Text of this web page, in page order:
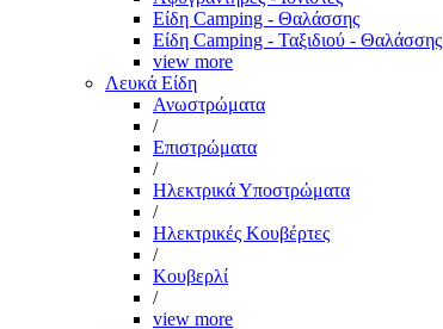
Είδη Camping - Θαλάσσης
Είδη Camping - Ταξιδιού - Θαλάσσης
view more
Λευκά Είδη
Ανωστρώματα
/
Επιστρώματα
/
Ηλεκτρικά Υποστρώματα
/
Ηλεκτρικές Κουβέρτες
/
Κουβερλί
/
view more